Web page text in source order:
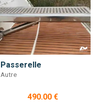
Passerelle
Autre
490.00 €